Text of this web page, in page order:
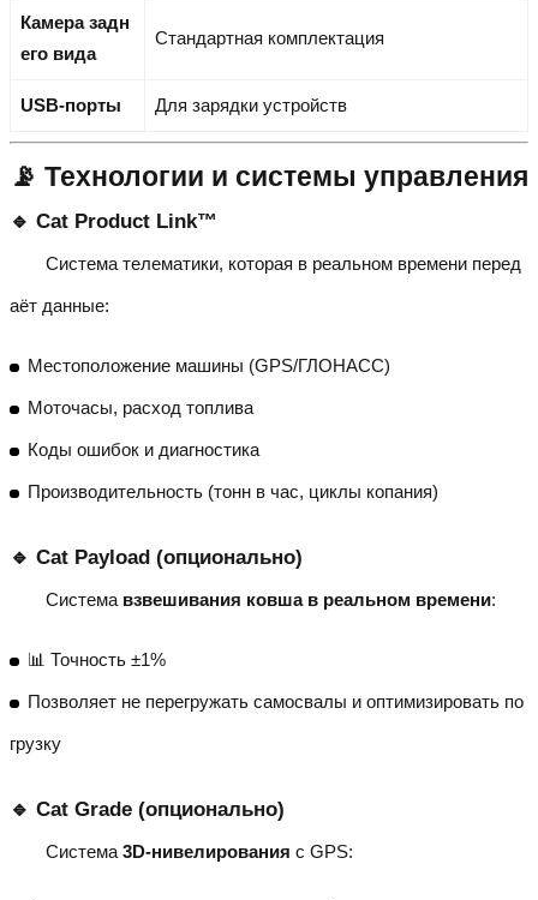
Камера задн
его вида
Стандартная комплектация
USB-порты Для зарядки устройств
📡 Технологии и системы управления
🔹 Cat Product Link™
Система телематики, которая в реальном времени перед
аёт данные:
Местоположение машины (GPS/ГЛОНАСС)
Моточасы, расход топлива
Коды ошибок и диагностика
Производительность (тонн в час, циклы копания)
🔹 Cat Payload (опционально)
Система взвешивания ковша в реальном времени:
📊 Точность ±1%
Позволяет не перегружать самосвалы и оптимизировать по
грузку
🔹 Cat Grade (опционально)
Система 3D-нивелирования с GPS: